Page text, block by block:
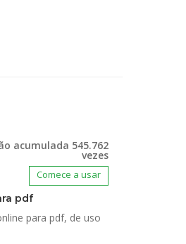
acumulada 545.762
vezes
Comece a usar
pdf
para pdf, de uso